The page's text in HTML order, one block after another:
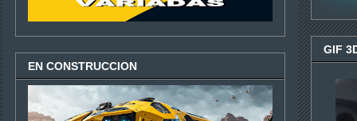
GIF
EN CONSTRUCCION